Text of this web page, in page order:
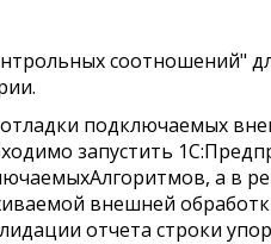
соотношений"
подключаемых
запустить
а в
внешней
отчета строки